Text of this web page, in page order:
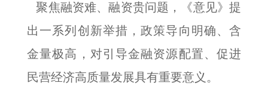
聚焦融资难、融资贵问题，《意见》提
出一系列创新举措，政策导向明确、含
金量极高，对引导金融资源配置、促进
民营经济高质量发展具有重要意义。